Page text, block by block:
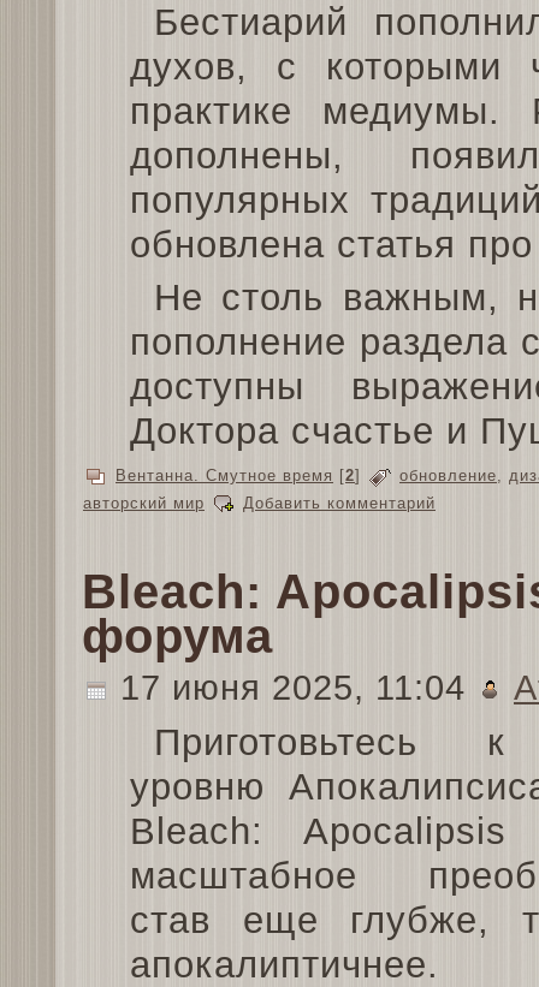
Бестиарий
духов, с которыми
практике
дополнены,
популярных
обновлена статья
Не столь важным,
пополнение раздела
доступны
Доктора счастье и
Вентанна. Смутное время [2] обновление,
авторский мир
Добавить комментарий
Bleach:
форума
17 июня 2025, 11:04
Приготовьтесь
уровню
Bleach: Apocalipsis
масштабное
став еще глубже,
апокалиптичнее.